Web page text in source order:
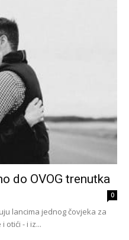
do OVOG trenutka
0
lancima jednog čovjeka za
otići - i iz...